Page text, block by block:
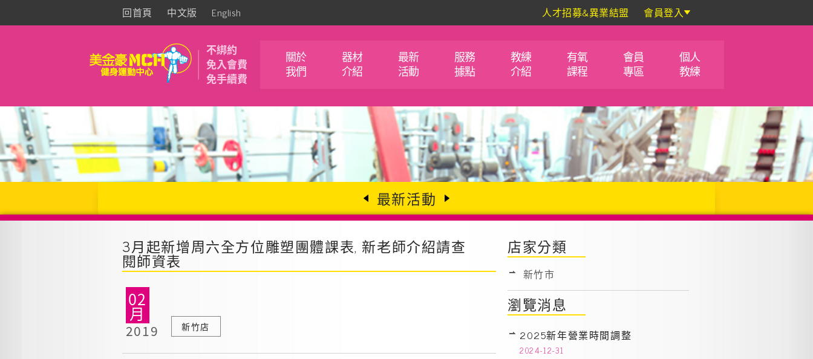
人才招募&異業結盟 會員登入
回首頁 中文版 English
不綁約
免入會費
免手續費
關於
我們
器材
介紹
最新
活動
服務
據點
教練
介紹
有氧
課程
會員
專區
個人
教練
最新活動
3月起新增周六全方位雕塑團體課表, 新老師介紹請查
閱師資表
02
月
2019 新竹店
店家分類
新竹市
瀏覽消息
2025新年營業時間調整
2024-12-31